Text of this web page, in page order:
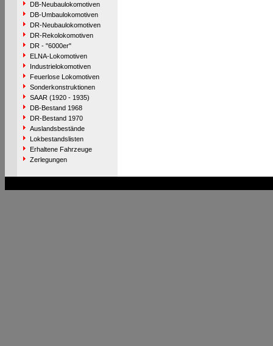
DB-Neubaulokomotiven
DB-Umbaulokomotiven
DR-Neubaulokomotiven
DR-Rekolokomotiven
DR - "6000er"
ELNA-Lokomotiven
Industrielokomotiven
Feuerlose Lokomotiven
Sonderkonstruktionen
SAAR (1920 - 1935)
DB-Bestand 1968
DR-Bestand 1970
Auslandsbestände
Lokbestandslisten
Erhaltene Fahrzeuge
Zerlegungen